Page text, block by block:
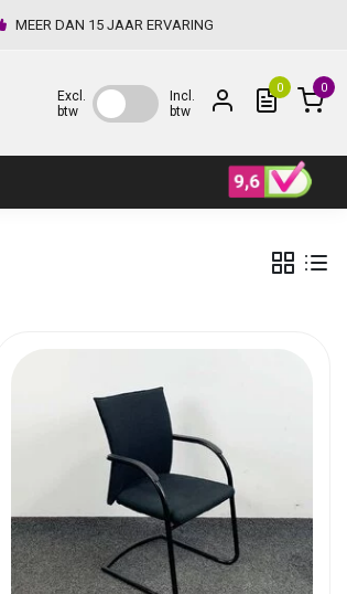
MEER DAN 15 JAAR ERVARING
Excl.
btw
Incl.
btw
0 0